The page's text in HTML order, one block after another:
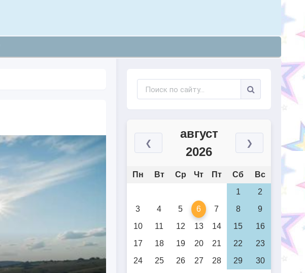
❮
август
2026
❯
Пн Вт Ср Чт Пт Сб
Вс
1
2
3
4 5 6 7 8
9
10
11 12 13 14 15
16
17
18 19 20 21 22
23
24
25 26 27 28 29
30